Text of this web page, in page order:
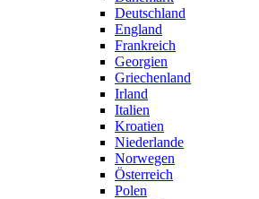
Deutschland
England
Frankreich
Georgien
Griechenland
Irland
Italien
Kroatien
Niederlande
Norwegen
Österreich
Polen